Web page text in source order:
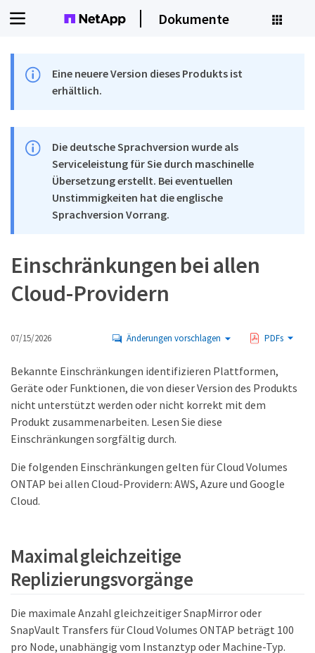
Dokumente
Eine neuere Version dieses Produkts ist
erhältlich.
Die deutsche Sprachversion wurde als
Serviceleistung für Sie durch maschinelle
Übersetzung erstellt. Bei eventuellen
Unstimmigkeiten hat die englische
Sprachversion Vorrang.
Einschränkungen bei allen
Cloud-Providern
07/15/2026 Änderungen vorschlagen PDFs
Bekannte Einschränkungen identifizieren Plattformen,
Geräte oder Funktionen, die von dieser Version des Produkts
nicht unterstützt werden oder nicht korrekt mit dem
Produkt zusammenarbeiten. Lesen Sie diese
Einschränkungen sorgfältig durch.
Die folgenden Einschränkungen gelten für Cloud Volumes
ONTAP bei allen Cloud-Providern: AWS, Azure und Google
Cloud.
Maximal gleichzeitige
Replizierungsvorgänge
Die maximale Anzahl gleichzeitiger SnapMirror oder
SnapVault Transfers für Cloud Volumes ONTAP beträgt 100
pro Node, unabhängig vom Instanztyp oder Machine-Typ.